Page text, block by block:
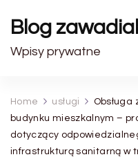
Blog
Wpisy prywatne
Home usługi
Obsługa
budynku mieszkalnym –
dotyczący
infrastrukturą sanitarną w